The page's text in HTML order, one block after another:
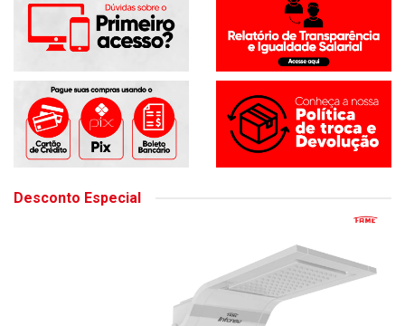
Desconto Especial